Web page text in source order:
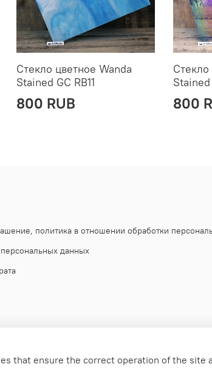
Стекло цветное Wanda
Stained GC RB11
800 RUB
Стекло
Stained
800
политика в отношении обработки
данных
that ensure the correct operation of the site